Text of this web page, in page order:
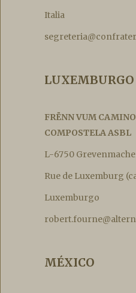
Italia
LUXEMBURGO
FRËNN VUM
COMPOSTELA ASBL
L-6750
Rue de Luxemburg
Luxemburgo
MÉXICO